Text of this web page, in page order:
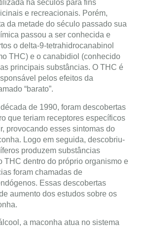
há séculos para fins
e recreacionais. Porém,
da metade do século passado sua
passou a ser conhecida e
o delta-9-tetrahidrocanabinol
THC) e o canabidiol (conhecido
principais substâncias. O THC é
pelos efeitos da
“barato”.
de 1990, foram descobertas
que teriam receptores específicos
provocando esses sintomas do
Logo em seguida, descobriu-
produzem substâncias
THC dentro do próprio organismo e
foram chamadas de
Essas descobertas
aumento dos estudos sobre os
a maconha atua no sistema